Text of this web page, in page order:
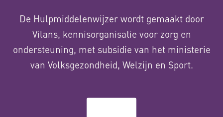
De Hulpmiddelenwijzer wordt gemaakt door
Vilans, kennisorganisatie voor zorg en
ondersteuning, met subsidie van het ministerie
van Volksgezondheid, Welzijn en Sport.